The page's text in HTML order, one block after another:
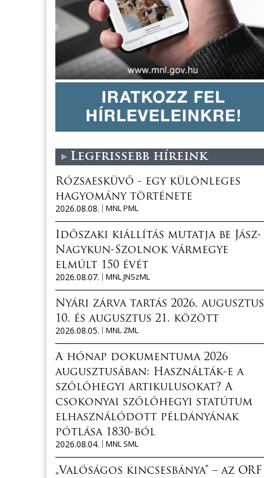
Legfrissebb híreink
Rózsaesküvő - egy különleges
hagyomány története
2026.08.08.
MNL PML
Időszaki kiállítás mutatja be Jász-
Nagykun-Szolnok vármegye
elmúlt 150 évét
2026.08.07.
MNL JNSzML
Nyári zárva tartás 2026. augusztus
10. és augusztus 21. között
2026.08.05.
MNL ZML
A hónap dokumentuma 2026
augusztusában: Használták-e a
szőlőhegyi artikulusokat? A
csokonyai szőlőhegyi statútum
elhasználódott példányának
pótlása 1830-ból
2026.08.04.
MNL SML
„Valóságos kincsesbánya” – az ORF